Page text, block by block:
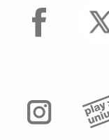
facebook